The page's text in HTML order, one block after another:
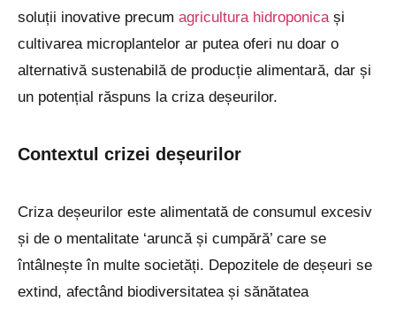
soluții inovative precum agricultura hidroponicași
cultivarea microplantelor ar putea oferi nu doar o
alternativă sustenabilă de producție alimentară, dar și
un potențial răspuns la criza deșeurilor.
Contextul crizei deșeurilor
Criza deșeurilor este alimentată de consumul excesiv
și de o mentalitate ‘aruncă și cumpără’ care se
întâlnește în multe societăți. Depozitele de deșeuri se
extind, afectând biodiversitatea și sănătatea